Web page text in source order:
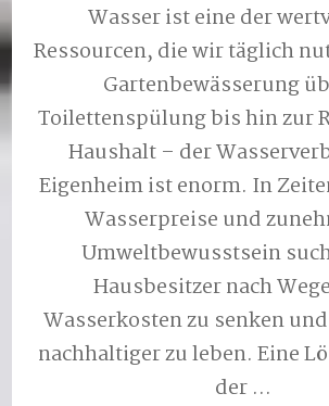
Wasser ist eine der
Ressourcen, die wir täglich
Gartenbewässerung
Toilettenspülung bis hin zur
Haushalt – der
Eigenheim ist enorm. In
Wasserpreise und
Umweltbewusstsein
Hausbesitzer nach
Wasserkosten zu senken
nachhaltiger zu leben. Eine
der …